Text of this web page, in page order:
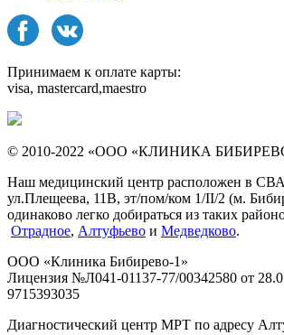
Принимаем к оплате карты:
visa, mastercard,maestro
© 2010-2022 «ООО «КЛИНИКА
Наш медицинский центр расположен в
ул.Плещеева, 11В, эт/пом/ком 1/II/2 (м.
одинаково легко добираться из таких
Отрадное, Алтуфьево и Медведково.
ООО «Клиника Бибирево-1»
Лицензия №Л041-01137-77/00342580 от
9715393035
Диагностический центр МРТ по адресу